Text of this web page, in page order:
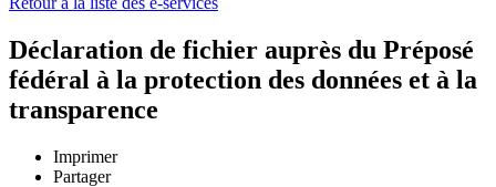
Déclaration de fichier auprès du Préposé
fédéral à la protection des données et à la
transparence
Imprimer
Partager